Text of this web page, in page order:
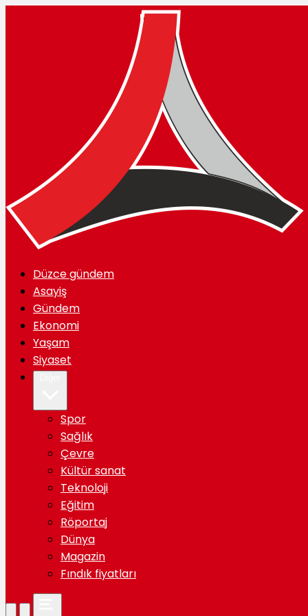
Düzce gündem
Asayiş
Gündem
Ekonomi
Yaşam
Siyaset
Spor
Sağlık
Çevre
Kültür sanat
Teknoloji
Eğitim
Röportaj
Dünya
Magazin
Fındık fiyatları